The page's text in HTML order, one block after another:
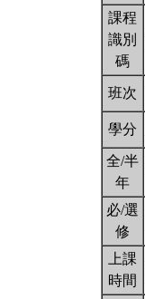
課程
識別
碼
班次
學分
全/半
年
必/選
修
上課
時間